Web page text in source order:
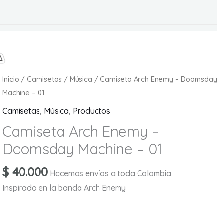
Inicio / Camisetas /Música / Camiseta Arch Enemy – Doomsday
Machine – 01
Camisetas, Música, Productos
Camiseta Arch Enemy –
Doomsday Machine – 01
$ 40.000 Hacemos envíos a toda Colombia
Inspirado en la banda Arch Enemy